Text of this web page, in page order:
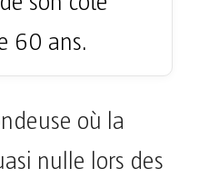
60 ans.
où la
nulle lors des